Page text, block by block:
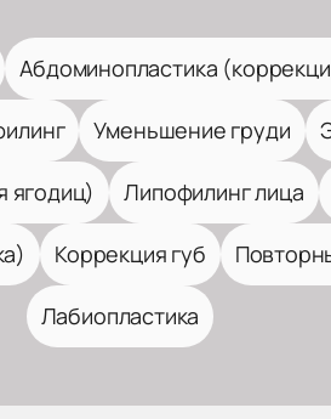
Абдоминопластика
Уменьшение груди
ягодиц) Липофилинг лица
Коррекция губ
Лабиопластика